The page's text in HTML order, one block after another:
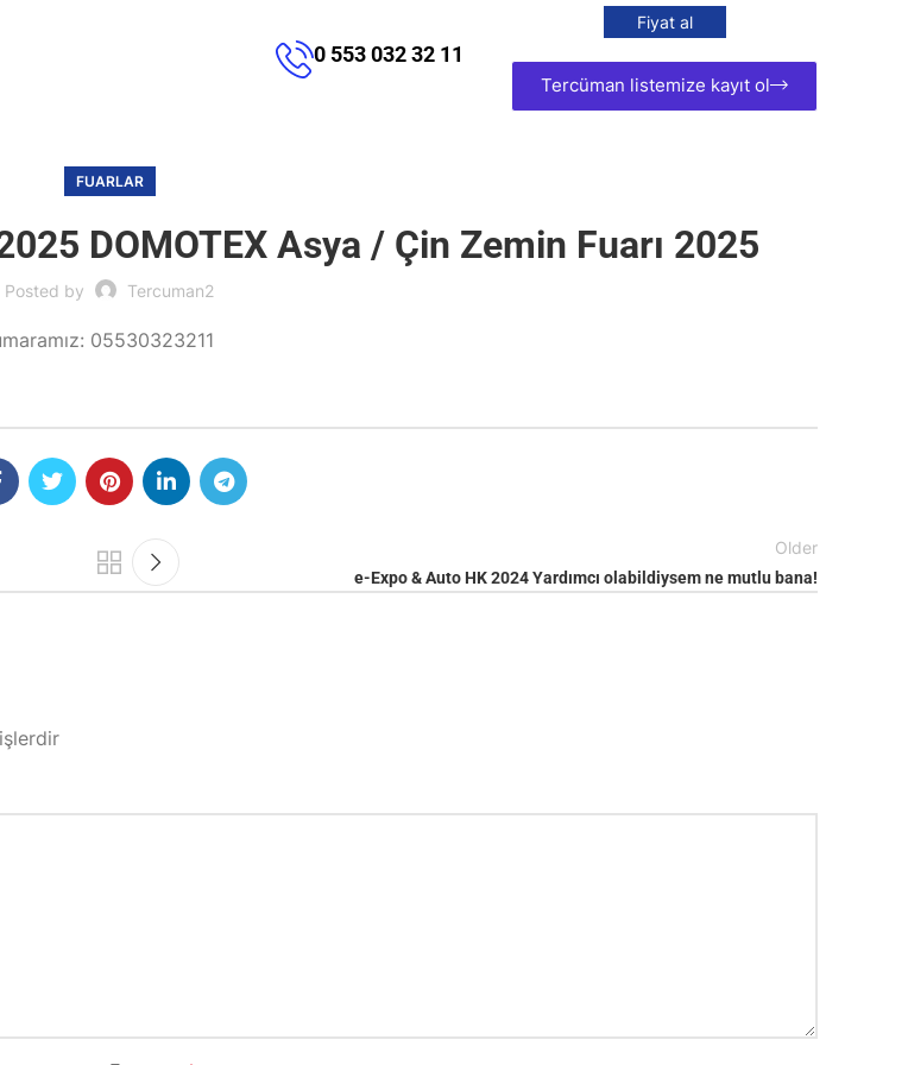
0 553 032 32 11
Fiyat al
Tercüman listemize kayıt ol
FUARLAR
DOMOTEX Asya / Çin Zemin Fuarı 2025
Posted by Tercuman2
05530323211
Older
e-Expo & Auto HK 2024 Yardımcı olabildiysem ne mutlu bana!